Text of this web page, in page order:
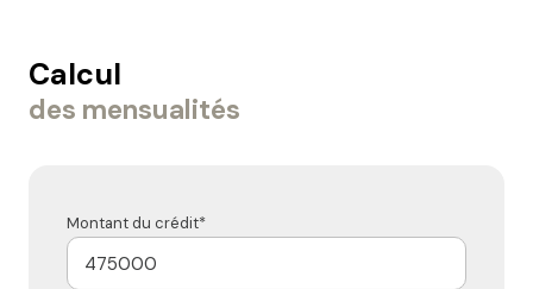
Calcul
des mensualités
Montant du crédit*